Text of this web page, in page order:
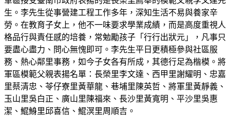
生。李先生從事營建工程工作多年，深知生活不易與養家辛
勞。在教育子女上，他不一味要求學業成績，而是高度重視人
格品行與責任感的培養，常勉勵孩子「行行出狀元」，凡事只
要盡心盡力、問心無愧即可。李先生平日更積極參與社區服
務、熱心鄰里事務，如今子女各有所成，其德行足為楷模。將
軍區模範父親表揚名單：長榮里李文達、西甲里謝耀明、忠嘉
里蔡清忠、苓仔寮里黃華龍、巷埔里陳英哲、將軍里黃靜義、
玉山里吳白正、廣山里陳福來、長沙里黃寬明、平沙里吳惠
潔、鯤鯓里邱喜信、鯤溟里周順吉。